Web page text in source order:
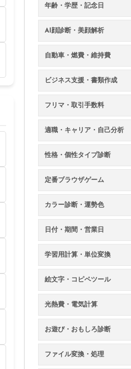
年齢・学歴・記念日
AI顔診断・美顔解析
自動車・燃費・維持費
ビジネス支援・書類作成
フリマ・取引手数料
適職・キャリア・自己分析
性格・個性タイプ診断
定番ブラウザゲーム
カラー診断・運勢色
日付・期間・営業日
学習用計算・単位変換
絵文字・コピペツール
光熱費・電気計算
お遊び・おもしろ診断
ファイル変換・処理